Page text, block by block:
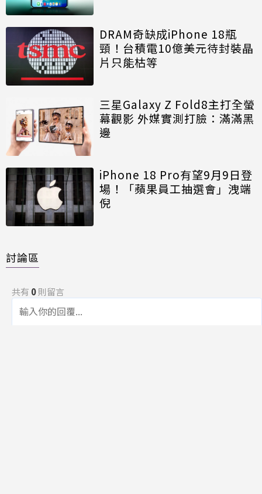
DRAM奇缺成iPhone 18瓶
頸！台積電10億美元待封裝晶
片只能枯等
三星Galaxy Z Fold8主打全螢
幕觀影 外媒實測打臉：滿滿黑
邊
iPhone 18 Pro有望9月9日登
場！「蘋果員工抽選會」洩端
倪
討論區
共有 0則留言